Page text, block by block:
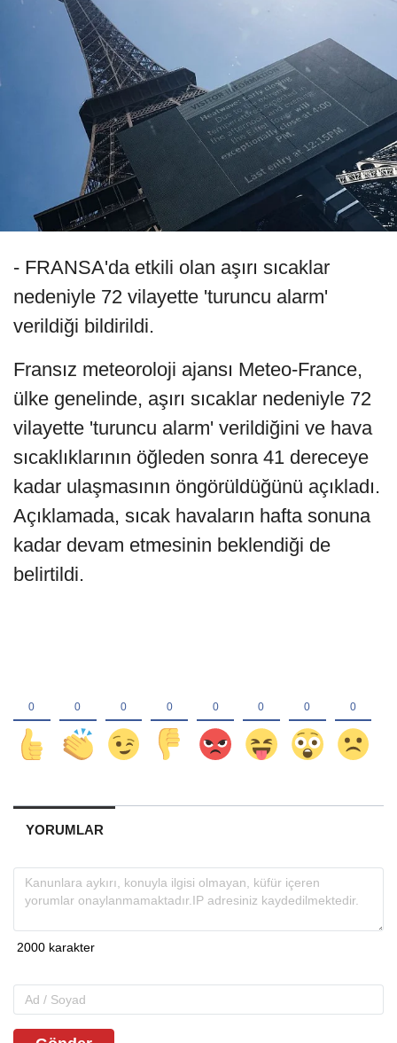
- FRANSA'da etkili olan aşırı sıcaklar
nedeniyle 72 vilayette 'turuncu alarm'
verildiği bildirildi.
Fransız meteoroloji ajansı Meteo-France,
ülke genelinde, aşırı sıcaklar nedeniyle 72
vilayette 'turuncu alarm' verildiğini ve hava
sıcaklıklarının öğleden sonra 41 dereceye
kadar ulaşmasının öngörüldüğünü açıkladı.
Açıklamada, sıcak havaların hafta sonuna
kadar devam etmesinin beklendiği de
belirtildi.
YORUMLAR